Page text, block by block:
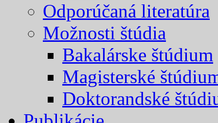
Odporúčaná literatúra
Možnosti štúdia
Bakalárske štúdium
Magisterské
Doktorandské